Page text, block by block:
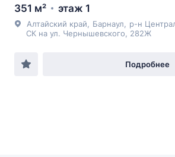
351 м² этаж 1
Алтайский край Барнаул р-н
СК на ул. Чернышевского, 282Ж
Подробнее